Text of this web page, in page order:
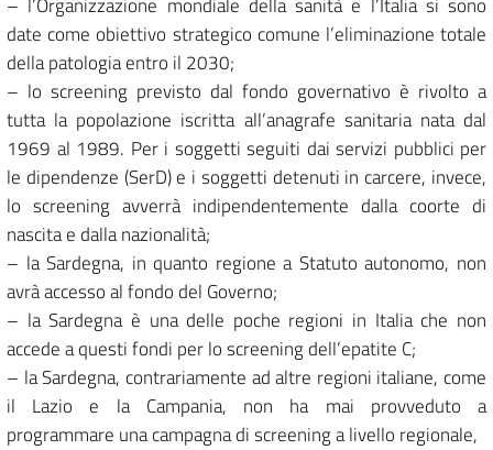
date come obiettivo strategico comune l’eliminazione totale
della patologia entro il 2030;
– lo screening previsto dal fondo governativo è rivolto a
tutta la popolazione iscritta all’anagrafe sanitaria nata dal
1969 al 1989. Per i soggetti seguiti dai servizi pubblici per
le dipendenze (SerD) e i soggetti detenuti in carcere, invece,
lo screening avverrà indipendentemente dalla coorte di
nascita e dalla nazionalità;
– la Sardegna, in quanto regione a Statuto autonomo, non
avrà accesso al fondo del Governo;
– la Sardegna è una delle poche regioni in Italia che non
accede a questi fondi per lo screening dell’epatite C;
– la Sardegna, contrariamente ad altre regioni italiane, come
il Lazio e la Campania, non ha mai provveduto a
programmare una campagna di screening a livello regionale,